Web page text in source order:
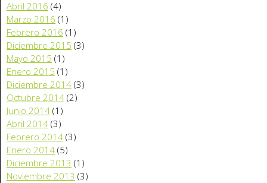
Abril 2016 (4)
Marzo 2016 (1)
Febrero 2016 (1)
Diciembre 2015 (3)
Mayo 2015 (1)
Enero 2015 (1)
Diciembre 2014 (3)
Octubre 2014 (2)
Junio 2014 (1)
Abril 2014 (3)
Febrero 2014 (3)
Enero 2014 (5)
Diciembre 2013 (1)
Noviembre 2013 (3)